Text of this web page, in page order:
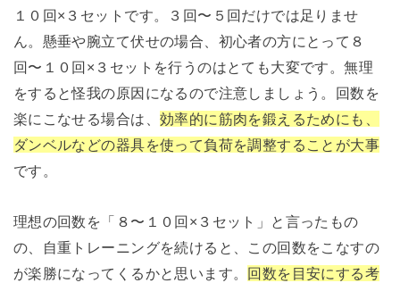
１０回×３セットです。３回〜５回だけでは足りませ
ん。懸垂や腕立て伏せの場合、初心者の方にとって８
回〜１０回×３セットを行うのはとても大変です。無理
をすると怪我の原因になるので注意しましょう。回数を
楽にこなせる場合は、 効率的に筋肉を鍛えるためにも、
ダンベルなどの器具を使って負荷を調整することが大事
です。
理想の回数を「８〜１０回×３セット」と言ったもの
の、自重トレーニングを続けると、この回数をこなすの
が楽勝になってくるかと思います。 回数を目安にする考